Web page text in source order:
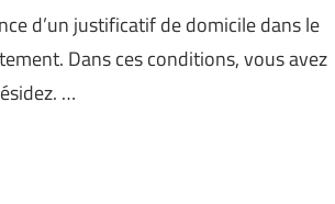
d’un justificatif de domicile dans le
Dans ces conditions, vous avez
…